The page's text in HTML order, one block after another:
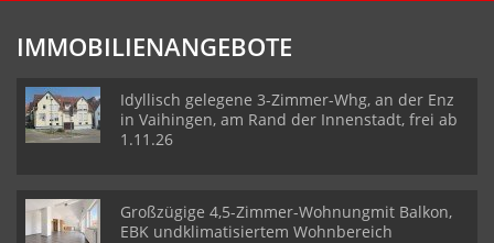
IMMOBILIENANGEBOTE
Idyllisch gelegene 3-Zimmer-Whg, an der Enz
in Vaihingen, am Rand der Innenstadt, frei ab
1.11.26
Großzügige 4,5-Zimmer-Wohnungmit Balkon,
EBK undklimatisiertem Wohnbereich